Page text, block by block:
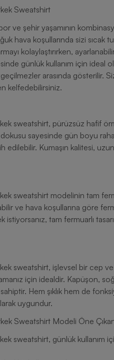
Sweatshirt
ve şehir yaşamının
hava koşullarında sizi sıcak
kolaylaştırırken,
günlük kullanım için ideal
arasında gösterilir.
kelfedebilirsiniz.
sweatshirt, pürüzsüz hafif
sayesinde gün boyu
edilebilir. Kumaşın kalitesi,
sweatshirt modelinin tam
ve hava koşullarına göre
tam fermuarlı
sweatshirt, işlevsel bir cep ve
için idealdir. Kapüşon,
Hem şıklık hem de
uygundur.
Sweatshirt Modeli Öne
sweatshirt, günlük kullanım